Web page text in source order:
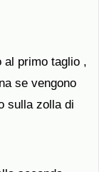
al primo taglio ,
se vengono
sulla zolla di